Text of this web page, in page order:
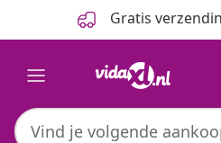
Gratis